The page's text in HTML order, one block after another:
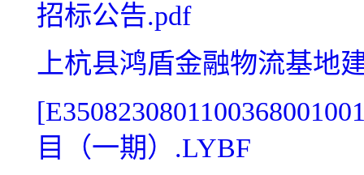
招标公告.pdf
上杭县鸿盾金融物流基地
目（一期）.LYBF